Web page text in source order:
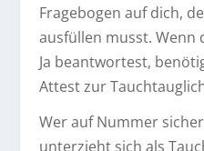
Fragebogen auf dich,
ausfüllen musst. Wenn
Ja beantwortest,
Attest zur
Wer auf Nummer
unterzieht sich als